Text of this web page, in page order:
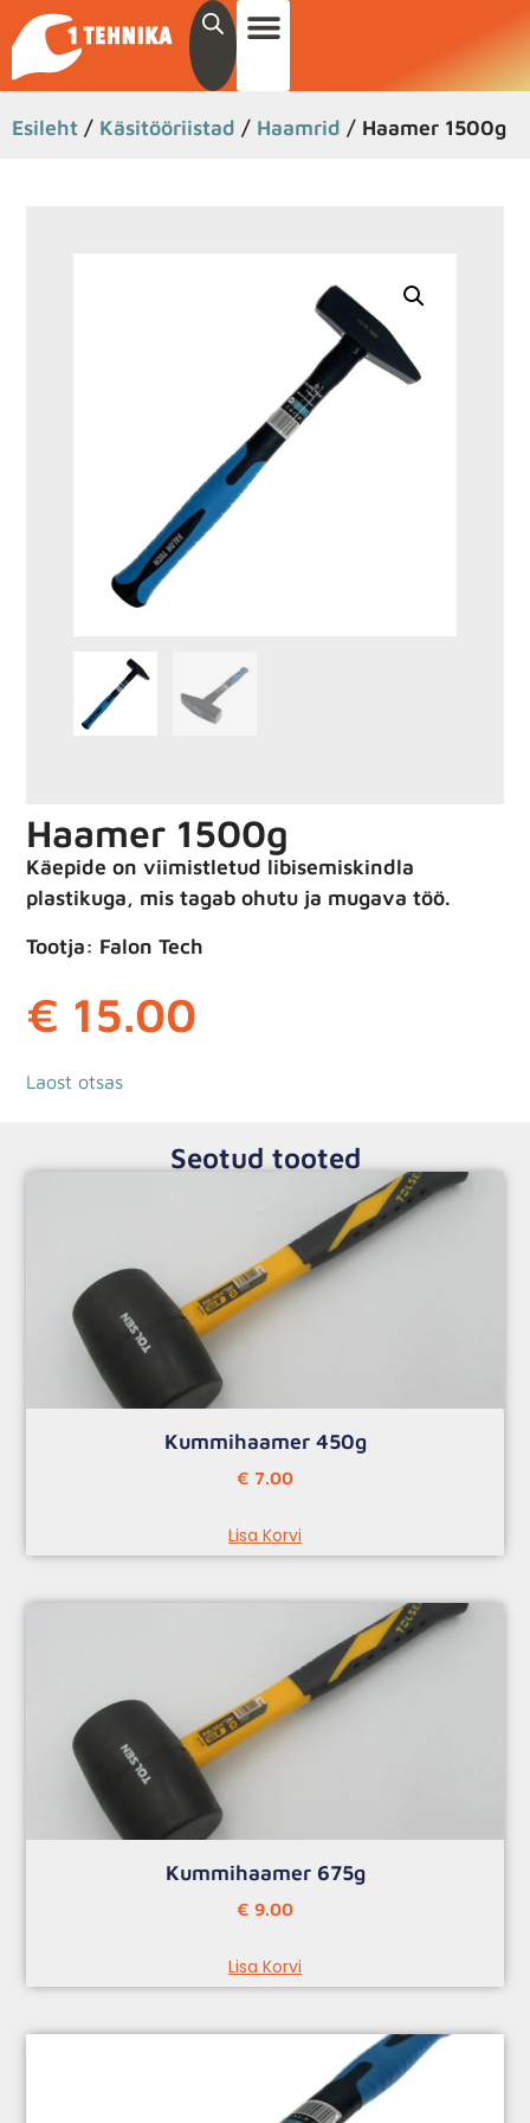
Esileht / Käsitööriistad / Haamrid / Haamer 1500g
Haamer 1500g
Käepide on viimistletud libisemiskindla
plastikuga, mis tagab ohutu ja mugava töö.
Tootja: Falon Tech
€ 15.00
Laost otsas
Seotud tooted
Kummihaamer 450g
€ 7.00
Lisa Korvi
Kummihaamer 675g
€ 9.00
Lisa Korvi